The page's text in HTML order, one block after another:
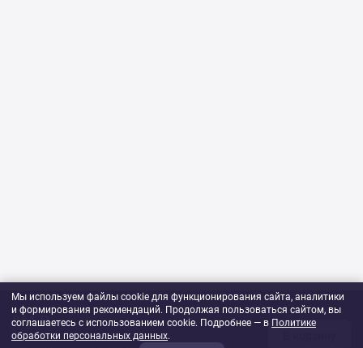
861 ₽
1шт
Мы используем файлы cookie для функционирования сайта, аналитики
и формирования рекомендаций. Продолжая пользоваться сайтом, вы
соглашаетесь с использованием cookie. Подробнее — в Политике
обработки персональных данных.